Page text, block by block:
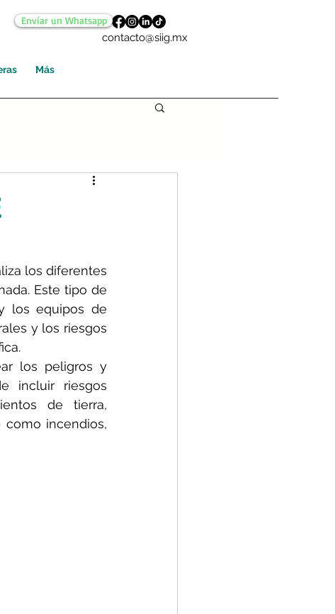
Más
contacto@siig.mx
Envíar un Whatsapp
los diferentes
Este tipo de
los equipos de
y los riesgos
los peligros y
incluir riesgos
de tierra,
incendios,